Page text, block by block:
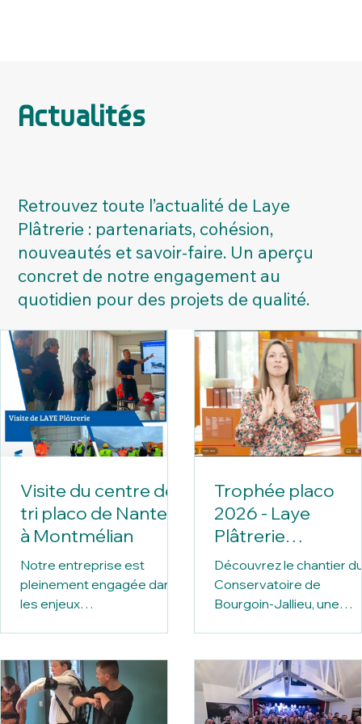
Actualités
Retrouvez toute l’actualité de Laye
Plâtrerie : partenariats, cohésion,
nouveautés et savoir-faire. Un aperçu
concret de notre engagement au
quotidien pour des projets de qualité.
Visite du centre de
tri placo de Nantet
à Montmélian
Notre entreprise est
pleinement engagée dans
les enjeux
Nous nous efforçons
d'anticiper les évolutions
réglementaires et
techniques afin de
Trophée placo
2026 - Laye
Plâtrerie
sélectionné !
Découvrez le chantier
Conservatoire de
Bourgoin-Jallieu, une
Laye Plâtrerie. À travers
cette présentation,
Ricardo, l'un de nos
de chantier, revient sur